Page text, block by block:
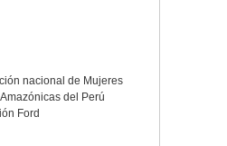
nacional de Mujeres
del Perú
Ford